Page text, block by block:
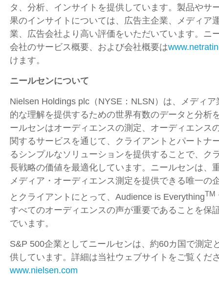
タ、分析、インサイトを提供しています。製品やサ
果のインサイトについては、広告主企業、メディア
業、広告会社より高い評価をいただいています。ニ
会社のサービス概要、および会社概要は
けます。
ニールセンについて
Nielsen Holdings plc（NYSE ： NLSN）は、メディ
的な理解を提供するための世界有数のデータと分析
ールセンはオーディエンスの測定、オーディエンス
関するサービスを通じて、クライアントとパートナ
るシンプルなソリューションを提供することで、ク
長戦略の価値を最適化しています。ニールセンは、
メディア・オーディエンス測定を提供できる唯一の
とクライアントにとって、Audience is EverythingTM
すべてのオーディエンスの声が重要であることを保
でいます。
S&P 500企業としてニールセンは、約60カ国で測定
供しています。詳細は当社ウェブサイトをご覧くだ
www.nielsen.com